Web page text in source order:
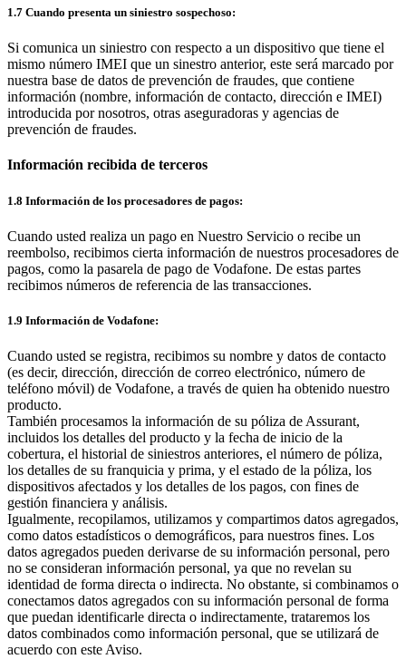
1.7 Cuando presenta un siniestro sospechoso:
Si comunica un siniestro con respecto a un dispositivo que tiene el
mismo número IMEI que un sinestro anterior, este será marcado por
nuestra base de datos de prevención de fraudes, que contiene
información (nombre, información de contacto, dirección e IMEI)
introducida por nosotros, otras aseguradoras y agencias de
prevención de fraudes.
Información recibida de terceros
1.8 Información de los procesadores de pagos:
Cuando usted realiza un pago en Nuestro Servicio o recibe un
reembolso, recibimos cierta información de nuestros procesadores de
pagos, como la pasarela de pago de Vodafone. De estas partes
recibimos números de referencia de las transacciones.
1.9 Información de Vodafone:
Cuando usted se registra, recibimos su nombre y datos de contacto
(es decir, dirección, dirección de correo electrónico, número de
teléfono móvil) de Vodafone, a través de quien ha obtenido nuestro
producto.
También procesamos la información de su póliza de Assurant,
incluidos los detalles del producto y la fecha de inicio de la
cobertura, el historial de siniestros anteriores, el número de póliza,
los detalles de su franquicia y prima, y el estado de la póliza, los
dispositivos afectados y los detalles de los pagos, con fines de
gestión financiera y análisis.
Igualmente, recopilamos, utilizamos y compartimos datos agregados,
como datos estadísticos o demográficos, para nuestros fines. Los
datos agregados pueden derivarse de su información personal, pero
no se consideran información personal, ya que no revelan su
identidad de forma directa o indirecta. No obstante, si combinamos o
conectamos datos agregados con su información personal de forma
que puedan identificarle directa o indirectamente, trataremos los
datos combinados como información personal, que se utilizará de
acuerdo con este Aviso.